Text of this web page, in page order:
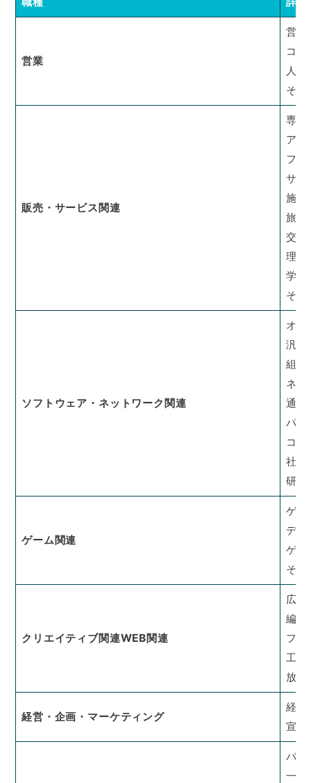
営業
営業
コ
人
その
販売・サービス関連
専門
アパ
フー
サー
施設
旅行
交通
理容
学校
そ
ソフトウェア・ネットワーク関連
オ
汎用
組込
ネ
通信
パッ
コ
社内
研究
ゲーム関連
ゲー
デザ
ゲー
そ
クリエイティブ関連WEB関連
広
編集
フ
工業
放
経営・企画・マーケティング
経営
宣伝
バッ
一般